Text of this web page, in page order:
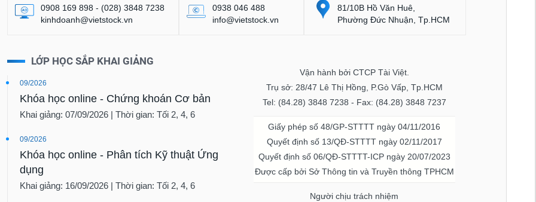
0908 169 898 - (028) 3848 7238
kinhdoanh@vietstock.vn
0938 046 488
info@vietstock.vn
81/10B Hồ Văn Huê,
Phường Đức Nhuận, Tp.HCM
LỚP HỌC SẮP KHAI GIẢNG
09/2026
Khóa học online - Chứng khoán Cơ bản
Khai giảng: 07/09/2026 | Thời gian: Tối 2, 4, 6
09/2026
Khóa học online - Phân tích Kỹ thuật Ứng
dụng
Khai giảng: 16/09/2026 | Thời gian: Tối 2, 4, 6
Vận hành bởi CTCP Tài Việt.
Trụ sở: 28/47 Lê Thị Hồng, P.Gò Vấp, Tp.HCM
Tel: (84.28) 3848 7238 - Fax: (84.28) 3848 7237
Giấy phép số 48/GP-STTTT ngày 04/11/2016
Quyết định số 13/QĐ-STTTT ngày 02/11/2017
Quyết định số 06/QĐ-STTTT-ICP ngày 20/07/2023
Được cấp bởi Sở Thông tin và Truyền thông TPHCM
Người chịu trách nhiệm